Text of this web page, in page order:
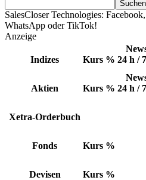
SalesCloser Technologies:
WhatsApp oder TikTok!
Anzeige
Indizes Kurs % 24 h /
Aktien Kurs % 24 h /
Xetra-Orderbuch
Fonds Kurs %
Devisen Kurs %